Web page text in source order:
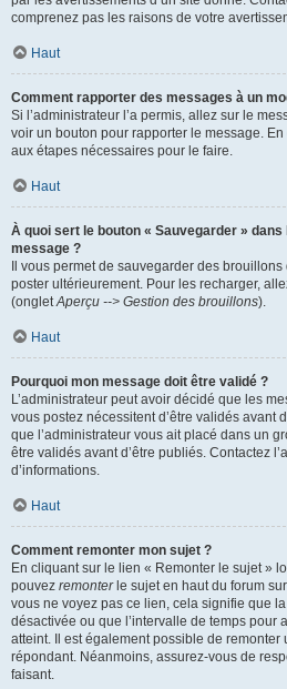
comprenez pas les raisons de votre
Haut
Comment rapporter des messages à un
Si l’administrateur l’a permis, allez sur le
voir un bouton pour rapporter le message.
aux étapes nécessaires pour le faire.
Haut
À quoi sert le bouton « Sauvegarder »
message ?
Il vous permet de sauvegarder des
poster ultérieurement. Pour les recharger,
(ongletAperçu --> Gestion des brouillons).
Haut
Pourquoi mon message doit être validé ?
L’administrateur peut avoir décidé que les
vous postez nécessitent d’être validés avant
que l’administrateur vous ait placé dans un
être validés avant d’être publiés. Contactez
d’informations.
Haut
Comment remonter mon sujet ?
En cliquant sur le lien « Remonter le sujet »
pouvez remonterle sujet en haut du forum
vous ne voyez pas ce lien, cela signifie que
désactivée ou que l’intervalle de temps pour
atteint. Il est également possible de remonter
répondant. Néanmoins, assurez-vous de
faisant.